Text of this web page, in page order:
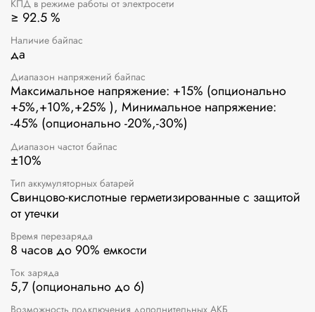
КПД в режиме работы от электросети
≥ 92.5 %
Наличие байпас
да
Диапазон напряжений байпас
Максимальное напряжение: +15% (опционально
+5%,+10%,+25% ), Минимальное напряжение:
-45% (опционально -20%,-30%)
Диапазон частот байпас
±10%
Тип аккумуляторных батарей
Свинцово-кислотные герметизированные с защитой
от утечки
Время перезаряда
8 часов до 90% емкости
Ток заряда
5,7 (опционально до 6)